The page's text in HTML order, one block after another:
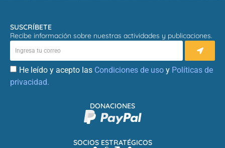
SUSCRÍBETE
Recibe información sobre nuestras actividades y publicaciones.
He leído y acepto las Condiciones de uso y Políticas de
privacidad.
SOCIOS ESTRATÉGICOS
DONACIONES